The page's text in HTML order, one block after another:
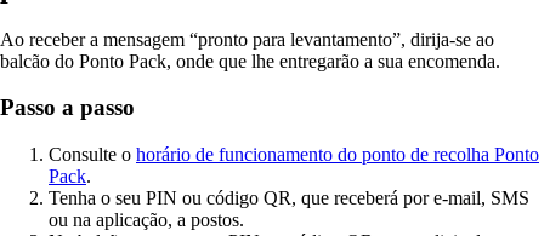
Ao receber a mensagem “pronto para levantamento”, dirija-se ao
balcão do Ponto Pack, onde que lhe entregarão a sua encomenda.
Passo a passo
Consulte o horário de funcionamento do ponto de recolha Ponto
Pack.
Tenha o seu PIN ou código QR, que receberá por e-mail, SMS
ou na aplicação, a postos.